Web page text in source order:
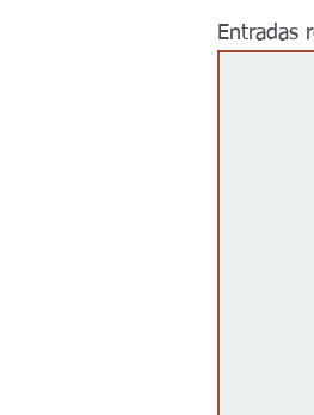
Entradas